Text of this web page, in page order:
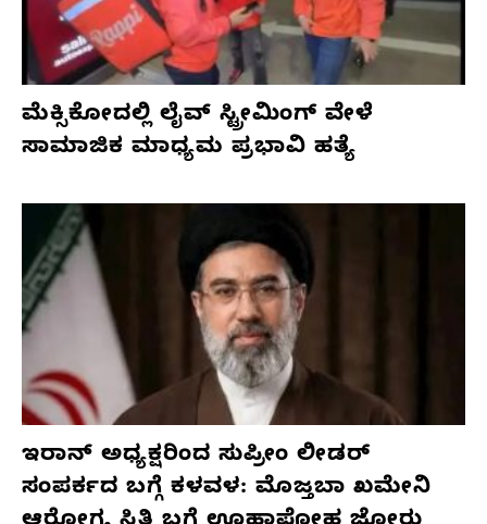
ಮೆಕ್ಸಿಕೋದಲ್ಲಿ ಲೈವ್ ಸ್ಟ್ರೀಮಿಂಗ್ ವೇಳೆ
ಸಾಮಾಜಿಕ ಮಾಧ್ಯಮ ಪ್ರಭಾವಿ ಹತ್ಯೆ
ಇರಾನ್ ಅಧ್ಯಕ್ಷರಿಂದ ಸುಪ್ರೀಂ ಲೀಡರ್
ಸಂಪರ್ಕದ ಬಗ್ಗೆ ಕಳವಳ: ಮೊಜ್ತಬಾ ಖಮೇನಿ